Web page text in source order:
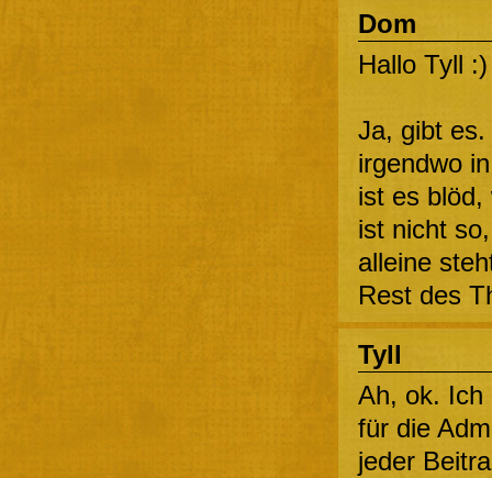
Dom
Hallo Tyll :)
Ja, gibt
irgendwo
ist es blöd,
ist nicht
alleine
Rest des
Tyll
Ah, ok. Ich
für die
jeder